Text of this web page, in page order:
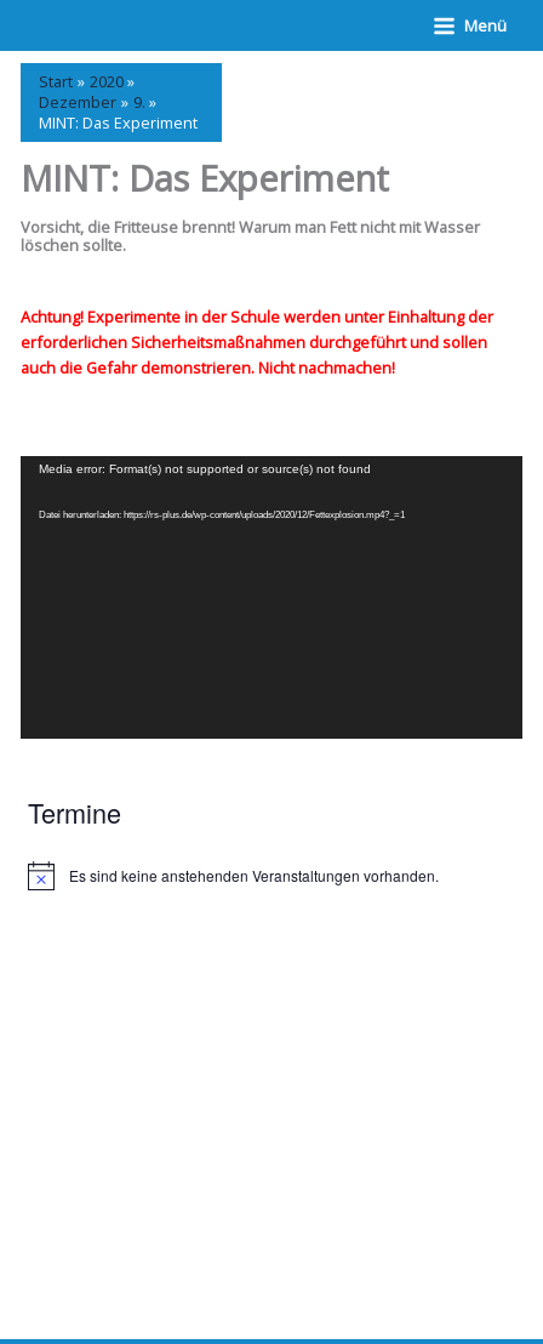
springen
Menü
Start
2020
Dezember
9.
MINT: Das Experiment
MINT: Das Experiment
Vorsicht, die Fritteuse brennt! Warum man Fett nicht mit Wasser
löschen sollte.
Achtung! Experimente in der Schule werden unter Einhaltung der
erforderlichen Sicherheitsmaßnahmen durchgeführt und sollen
auch die Gefahr demonstrieren. Nicht nachmachen!
Video-
Media error: Format(s) not supported or source(s) not found
Datei herunterladen: https://rs-plus.de/wp-content/uploads/2020/12/Fettexplosion.mp4?_=1
Termine
H
Es sind keine anstehenden Veranstaltungen vorhanden.